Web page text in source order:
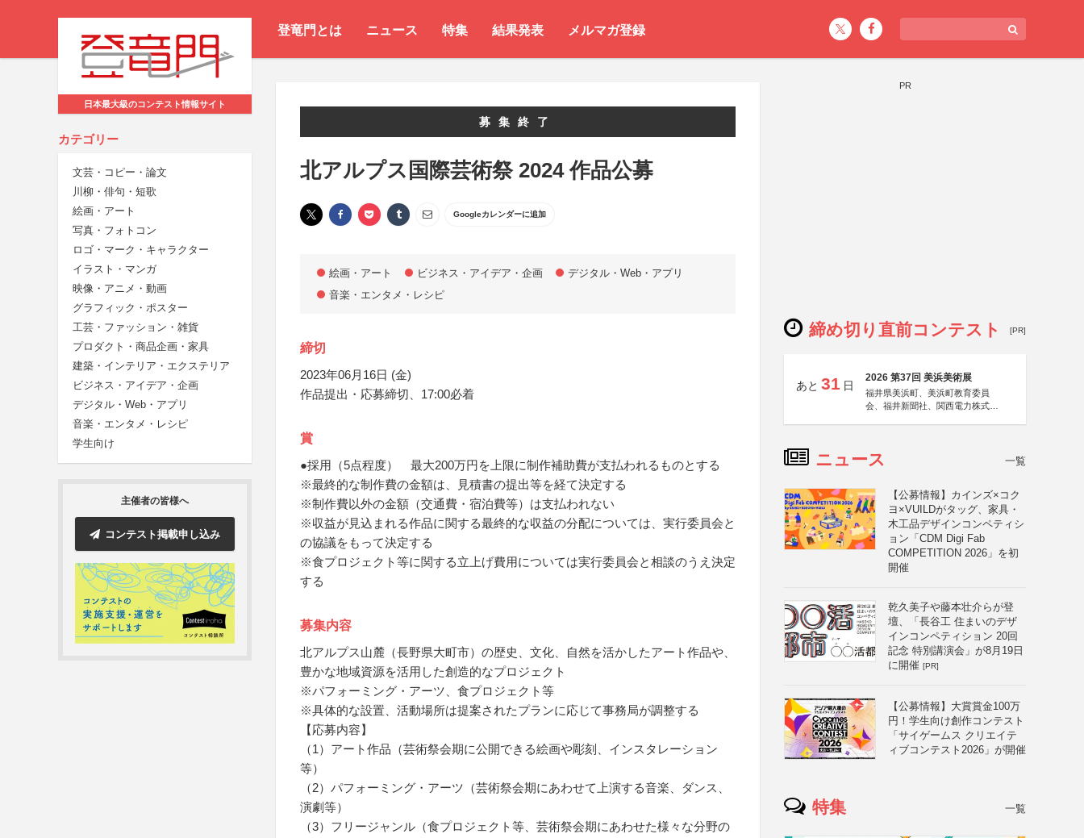
登竜門とは ニュース 特集 結果発表 メルマガ登録
日本最大級のコンテスト情報サイト
カテゴリー
文芸・コピー・論文
川柳・俳句・短歌
絵画・アート
写真・フォトコン
ロゴ・マーク・キャラクター
イラスト・マンガ
映像・アニメ・動画
グラフィック・ポスター
工芸・ファッション・雑貨
プロダクト・商品企画・家具
建築・インテリア・エクステリア
ビジネス・アイデア・企画
デジタル・Web・アプリ
音楽・エンタメ・レシピ
学生向け
主催者の皆様へ
コンテスト掲載申し込み
募集終了
北アルプス国際芸術祭 2024 作品公募
Googleカレンダーに追加
絵画・アート ビジネス・アイデア・企画
デジタル・Web・アプリ
音楽・エンタメ・レシピ
締切
2023年06月16日 (金)
作品提出・応募締切、17:00必着
賞
●採用（5点程度） 最大200万円を上限に制作補助費が支払われるものとする
※最終的な制作費の金額は、見積書の提出等を経て決定する
※制作費以外の金額（交通費・宿泊費等）は支払われない
※収益が見込まれる作品に関する最終的な収益の分配については、実行委員会と
の協議をもって決定する
※食プロジェクト等に関する立上げ費用については実行委員会と相談のうえ決定
する
募集内容
北アルプス山麓（長野県大町市）の歴史、文化、自然を活かしたアート作品や、
豊かな地域資源を活用した創造的なプロジェクト
※パフォーミング・アーツ、食プロジェクト等
※具体的な設置、活動場所は提案されたプランに応じて事務局が調整する
【応募内容】
（1）アート作品（芸術祭会期に公開できる絵画や彫刻、インスタレーション
等）
（2）パフォーミング・アーツ（芸術祭会期にあわせて上演する音楽、ダンス、
演劇等）
（3）フリージャンル（食プロジェクト等、芸術祭会期にあわせた様々な分野の
PR
締め切り直前コンテスト [PR]
あと 31 日
2026 第37回 美浜美術展
福井県美浜町、美浜町教育委員
会、福井新聞社、関西電力株式会
ニュース 一覧
【公募情報】カインズ×コク
ヨ×VUILDがタッグ、家具・
木工品デザインコンペティシ
ョン「CDM Digi Fab
COMPETITION 2026」を初
開催
乾久美子や藤本壮介らが登
壇、「長谷工 住まいのデザ
インコンペティション 20回
記念 特別講演会」が8月19日
に開催 [PR]
【公募情報】大賞賞金100万
円！学生向け創作コンテスト
「サイゲームス クリエイテ
ィブコンテスト2026」が開催
特集 一覧